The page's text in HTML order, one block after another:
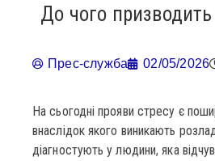
До чого призводить
Прес-служба 02/05/2026
На сьогодні прояви стресу є
внаслідок якого виникають
діагностують у людини, яка